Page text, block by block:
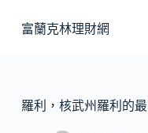
至
容
富蘭克林理財網
羅利，核武州羅利的